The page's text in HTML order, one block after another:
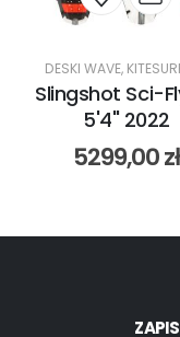
DESKI WAVE,
Slingshot Sci-
5'4" 2022
5299,00zł